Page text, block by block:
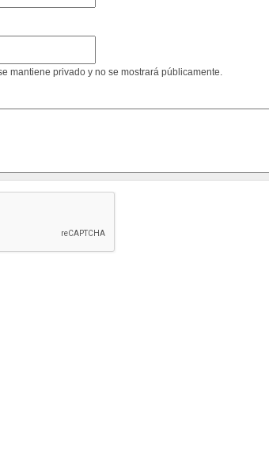
mantiene privado y no se mostrará públicamente.